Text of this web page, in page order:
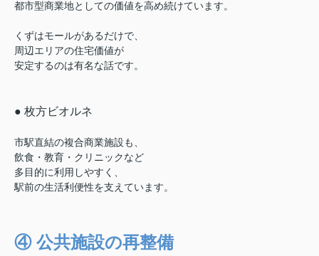
都市型商業地としての価値を高め続けています。
くずはモールがあるだけで、
周辺エリアの住宅価値が
安定するのは有名な話です。
● 枚方ビオルネ
市駅直結の複合商業施設も、
飲食・教育・クリニックなど
多目的に利用しやすく、
駅前の生活利便性を支えています。
④ 公共施設の再整備